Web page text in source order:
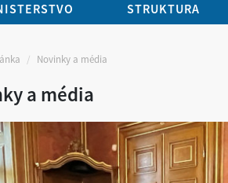
STRUKTURA
Novinky a média
a média